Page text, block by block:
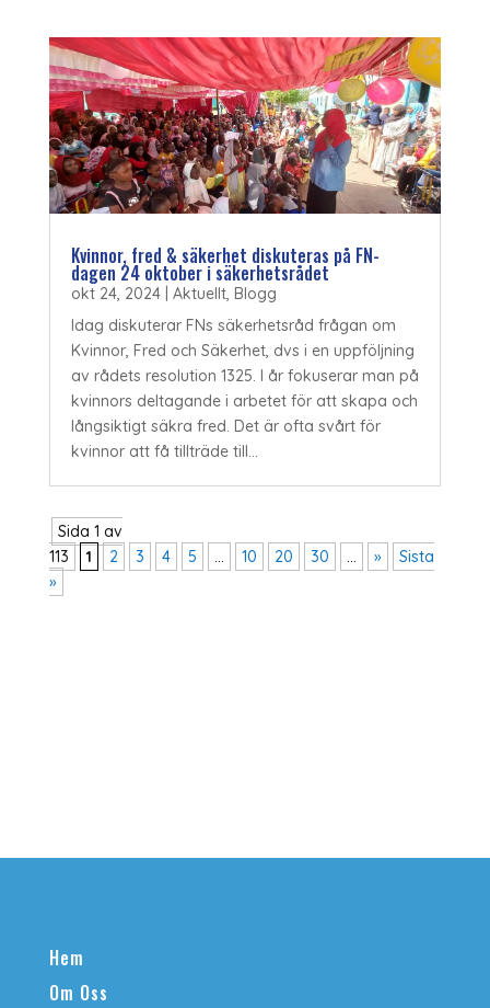
Kvinnor, fred & säkerhet diskuteras på FN-
dagen 24 oktober i säkerhetsrådet
okt 24, 2024| Aktuellt, Blogg
Idag diskuterar FNs säkerhetsråd frågan om
Kvinnor, Fred och Säkerhet, dvs i en uppföljning
av rådets resolution 1325. I år fokuserar man på
kvinnors deltagande i arbetet för att skapa och
långsiktigt säkra fred. Det är ofta svårt för
kvinnor att få tillträde till...
Sida 1 av
113
1 2 3 4 5 ... 10 20 30 ... »
Sista
»
Hem
Om Oss